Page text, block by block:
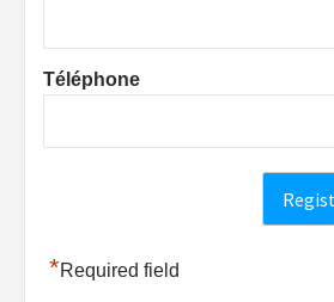
Téléphone
*Required field